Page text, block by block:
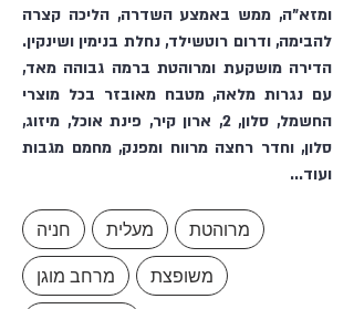
ומזא"ה, ממש באמצע השדרה, הליכה קצרה
להבימה, ודרום רוטשילד, נחלת בנימין ושינקין.
הדירה מושקעת ומרוהטת ברמה גבוהה מאד,
עם נגרות מלאה, מטבח מאובזר בכל מוצרי
החשמל, סלון, 2, ארון קיר, פינת אוכל, מיזוג,
סלון, וחדר רחצה מרווח ומפנק, מחמם מגבות
ועוד...
חניה מעלית
מרוהטת
מרחב מוגן
משופצת